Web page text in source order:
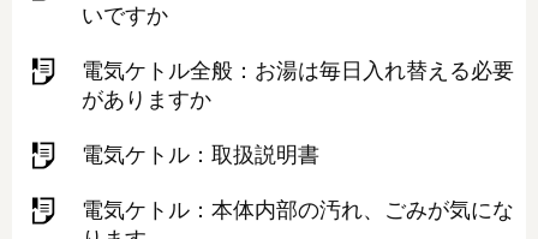
いですか
電気ケトル全般：お湯は毎日入れ替える必要
がありますか
電気ケトル：取扱説明書
電気ケトル：本体内部の汚れ、ごみが気にな